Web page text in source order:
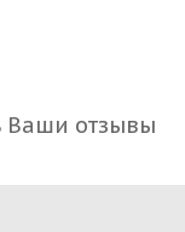
Ваши отзывы